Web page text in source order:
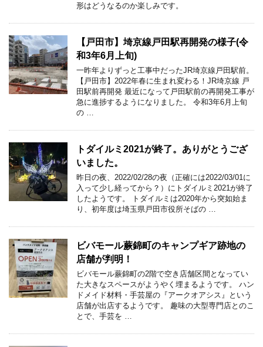
形はどうなるのか楽しみです。
【戸田市】埼京線戸田駅再開発の様子(令
和3年6月上旬)
一昨年よりずっと工事中だったJR埼京線戸田駅前。
【戸田市】2022年春に生まれ変わる！JR埼京線 戸
田駅前再開発 最近になって戸田駅前の再開発工事が
急に進捗するようになりました。 令和3年6月上旬
の …
トダイルミ2021が終了。ありがとうござ
いました。
昨日の夜、2022/02/28の夜（正確には2022/03/01に
入って少し経ってから？）にトダイルミ2021が終了
したようです。 トダイルミは2020年から突如始ま
り、初年度は埼玉県戸田市役所そばの …
ビバモール蕨錦町のキャンプギア跡地の
店舗が判明！
ビバモール蕨錦町の2階で空き店舗区間となってい
た大きなスペースがようやく埋まるようです。 ハン
ドメイド材料・手芸屋の『アークオアシス』という
店舗が出店するようです。 趣味の大型専門店とのこ
とで、手芸を …